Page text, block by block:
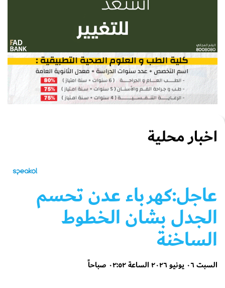
اخبار محلية
عاجل:كهرباء عدن تحسم
الجدل بشان الخطوط
الساخنة
السبت ٠٦ يونيو ٢٠٢٦ الساعة ٠٢:٥٢ صباحاً